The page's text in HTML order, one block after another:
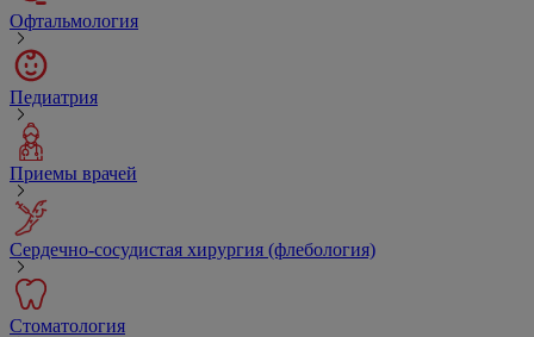
Офтальмология
Педиатрия
Приемы врачей
Сердечно-сосудистая хирургия (флебология)
Стоматология